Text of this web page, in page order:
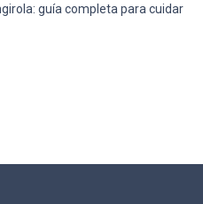
guía completa para cuidar